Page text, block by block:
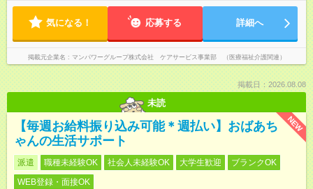
気になる！ 応募する 詳細へ
掲載元企業名 マンパワーグループ株式会社 ケアサービス事業部 （医療福祉介護関連）
掲載日：2026.08.08
未読
NEW
【毎週お給料振り込み可能＊週払い】おばあち
ゃんの生活サポート
派遣 職種未経験OK 社会人未経験OK 大学生歓迎
ブランクOK
WEB登録・面接OK